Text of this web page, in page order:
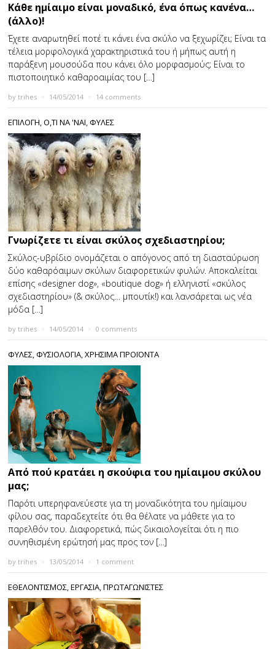
Κάθε ημίαιμο είναι μοναδικό, ένα όπως κανένα…
(άλλο)!
Έχετε αναρωτηθεί ποτέ τι κάνει ένα σκύλο να ξεχωρίζει; Είναι τα
τέλεια μορφολογικά χαρακτηριστικά του ή μήπως αυτή η
παράξενη μουσούδα που κάνει όλο μορφασμούς; Είναι το
πιστοποιητικό καθαροαιμίας του […]
bytrihes 14/05/2014 14 comments
ΕΠΙΛΟΓΗ,Ο,ΤΙ ΝΑ 'ΝΑΙ,ΦΥΛΕΣ
Γνωρίζετε τι είναι σκύλος σχεδιαστηρίου;
Σκύλος-υβρίδιο ονομάζεται ο απόγονος από τη διασταύρωση
δύο καθαρόαιμων σκύλων διαφορετικών φυλών. Αποκαλείται
επίσης «designer dog», «boutique dog» ή ελληνιστί «σκύλος
σχεδιαστηρίου» (& σκύλος… μπουτίκ!) και λανσάρεται ως νέα
μόδα […]
bytrihes 14/05/2014 0 comments
ΦΥΛΕΣ,ΦΥΣΙΟΛΟΓΙΑ,ΧΡΗΣΙΜΑ ΠΡΟΪΟΝΤΑ
Από πού κρατάει η σκούφια του ημίαιμου σκύλου
μας;
Παρότι υπερηφανεύεστε για τη μοναδικότητα του ημίαιμου
φίλου σας, παραδεχτείτε ότι θα θέλατε να μάθετε για το
παρελθόν του. Διαφορετικά, πώς δικαιολογείται ότι η πιο
συνηθισμένη ερώτησή μας προς τον […]
bytrihes 13/05/2014 1 comment
ΕΘΕΛΟΝΤΙΣΜΟΣ,ΕΡΓΑΣΙΑ,ΠΡΩΤΑΓΩΝΙΣΤΕΣ